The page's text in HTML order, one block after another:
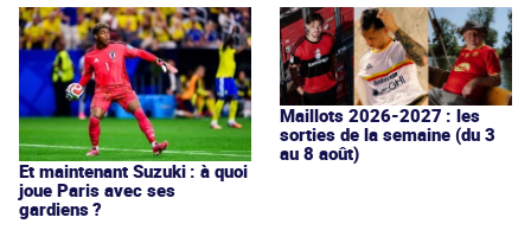
Et maintenant Suzuki : à quoi
joue Paris avec ses
gardiens ?
Maillots 2026-2027 : les
sorties de la semaine (du 3
au 8 août)